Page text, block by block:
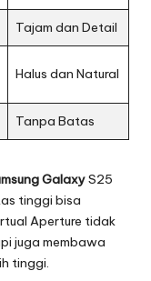
Tajam dan Detail
Halus dan Natural
Tanpa Batas
GalaxyS25
tinggi bisa
Aperture tidak
juga membawa
tinggi.